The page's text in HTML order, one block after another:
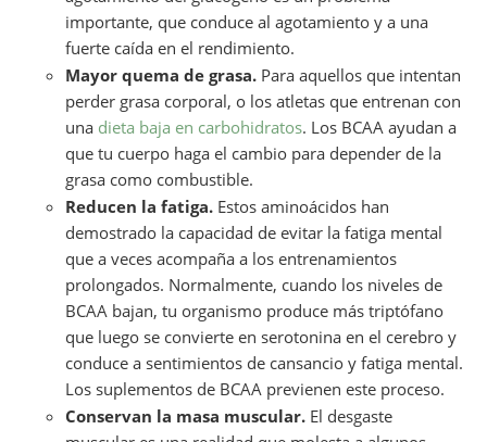
importante, que conduce al agotamiento y a una
fuerte caída en el rendimiento.
Mayor quema de grasa. Para aquellos que intentan
perder grasa corporal, o los atletas que entrenan con
una dieta baja en carbohidratos. Los BCAA ayudan a
que tu cuerpo haga el cambio para depender de la
grasa como combustible.
Reducen la fatiga. Estos aminoácidos han
demostrado la capacidad de evitar la fatiga mental
que a veces acompaña a los entrenamientos
prolongados. Normalmente, cuando los niveles de
BCAA bajan, tu organismo produce más triptófano
que luego se convierte en serotonina en el cerebro y
conduce a sentimientos de cansancio y fatiga mental.
Los suplementos de BCAA previenen este proceso.
Conservan la masa muscular. El desgaste